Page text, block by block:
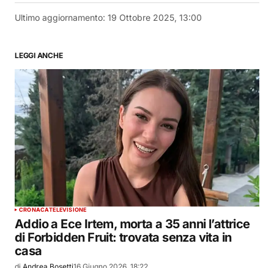
Ultimo aggiornamento: 19 Ottobre 2025, 13:00
LEGGI ANCHE
CRONACATELEVISIONE
Addio a Ece Irtem, morta a 35 anni l’attrice
di Forbidden Fruit: trovata senza vita in
casa